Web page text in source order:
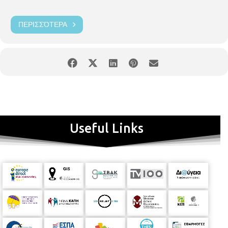
ΠΕΡΙΣΣΌΤΕΡΑ
Useful Links